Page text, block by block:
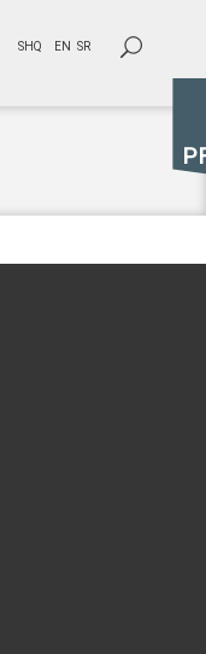
SHQ EN SR